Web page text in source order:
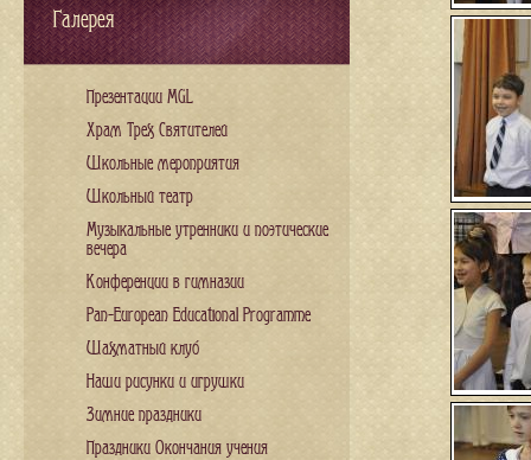
Галерея
Презентации MGL
Храм Трех Святителей
Школьные мероприятия
Школьный театр
Музыкальные утренники и поэтические
вечера
Конференции в гимназии
Pan-European Educational Programme
Шахматный клуб
Наши рисунки и игрушки
Зимние праздники
Праздники Окончания учения